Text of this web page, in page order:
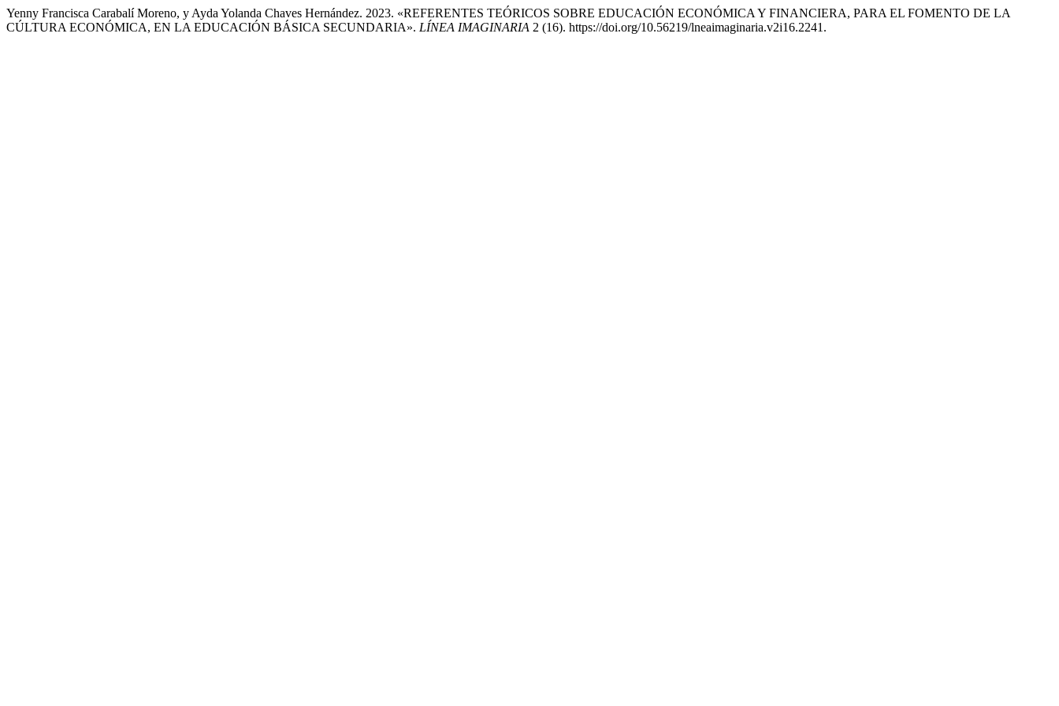
Yenny Francisca Carabalí Moreno, y Ayda Yolanda Chaves Hernández. 2023. «REFERENTES TEÓRICOS SOBRE EDUCACIÓN ECONÓMICA Y FINANCIERA, PARA EL FOMENTO DE LA
CÚLTURA ECONÓMICA, EN LA EDUCACIÓN BÁSICA SECUNDARIA». LÍNEA IMAGINARIA 2 (16). https://doi.org/10.56219/lneaimaginaria.v2i16.2241.